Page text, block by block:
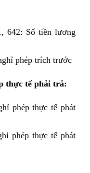
642: Số tiền lương
phép trích trước
thực tế phải trả:
phép thực tế phát
phép thực tế phát